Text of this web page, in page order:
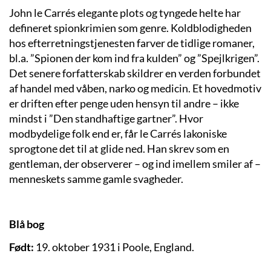
John le Carrés elegante plots og tyngede helte har
defineret spionkrimien som genre. Koldblodigheden
hos efterretningstjenesten farver de tidlige romaner,
bl.a. ”Spionen der kom ind fra kulden” og ”Spejlkrigen”.
Det senere forfatterskab skildrer en verden forbundet
af handel med våben, narko og medicin. Et hovedmotiv
er driften efter penge uden hensyn til andre – ikke
mindst i ”Den standhaftige gartner”. Hvor
modbydelige folk end er, får le Carrés lakoniske
sprogtone det til at glide ned. Han skrev som en
gentleman, der observerer – og ind imellem smiler af –
menneskets samme gamle svagheder.
Blå bog
Født: 19. oktober 1931 i Poole, England.